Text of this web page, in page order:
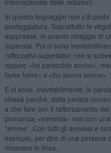
In questo linguaggio non c’è
punteggiatura. Soprattutto le
soppresse, in quanto retaggio di
superata. Poi ci sono
rafforzativi-superlativi: non si
oppure «ho parecchio sonno»,
fame fame» e «ho sonno sonno».
E ci sono, inevitabilmente, le
chissà perché, dalla parlata
a che fare con il rafforzamento
pronuncia «mmerda» non con
“emme”. Con tutti gli annessi e
esempio, per dire di una persona
rimanere in linea.